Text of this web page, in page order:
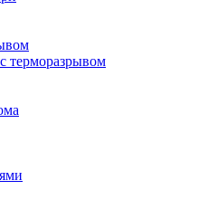
терморазрывом